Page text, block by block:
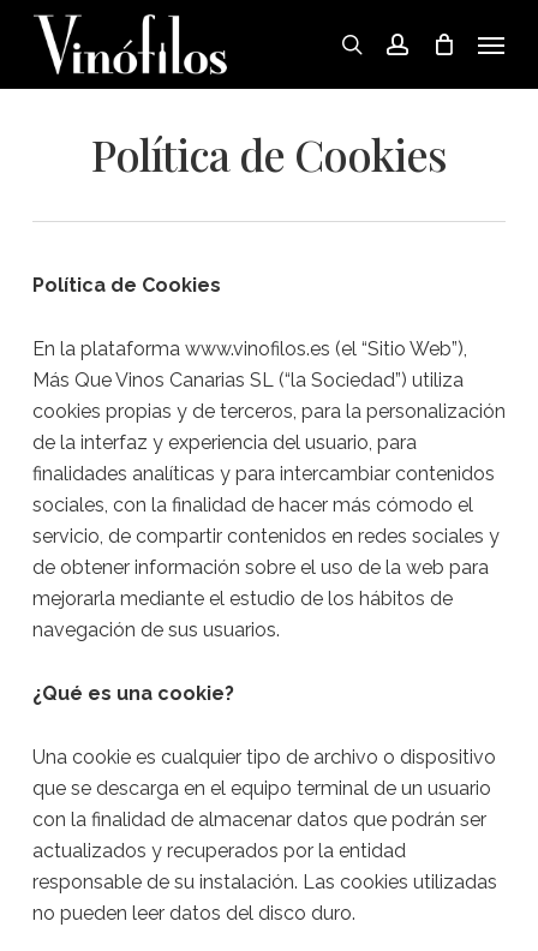
Skip
searchaccount
Política de Cookies
Política de Cookies
En la plataforma www.vinofilos.es (el “Sitio Web”),
Más Que Vinos Canarias SL (“la Sociedad”) utiliza
cookies propias y de terceros, para la personalización
de la interfaz y experiencia del usuario, para
finalidades analíticas y para intercambiar contenidos
sociales, con la finalidad de hacer más cómodo el
servicio, de compartir contenidos en redes sociales y
de obtener información sobre el uso de la web para
mejorarla mediante el estudio de los hábitos de
navegación de sus usuarios.
¿Qué es una cookie?
Una cookie es cualquier tipo de archivo o dispositivo
que se descarga en el equipo terminal de un usuario
con la finalidad de almacenar datos que podrán ser
actualizados y recuperados por la entidad
responsable de su instalación. Las cookies utilizadas
no pueden leer datos del disco duro.